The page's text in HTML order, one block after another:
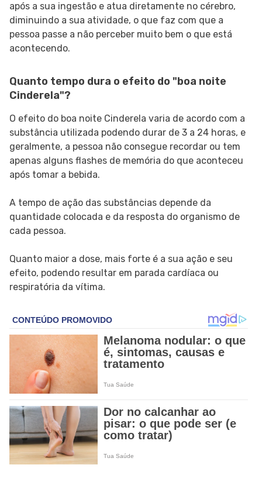
após a sua ingestão e atua diretamente no cérebro,
diminuindo a sua atividade, o que faz com que a
pessoa passe a não perceber muito bem o que está
acontecendo.
Quanto tempo dura o efeito do "boa noite
Cinderela"?
O efeito do boa noite Cinderela varia de acordo com a
substância utilizada podendo durar de 3 a 24 horas, e
geralmente, a pessoa não consegue recordar ou tem
apenas alguns flashes de memória do que aconteceu
após tomar a bebida.
A tempo de ação das substâncias depende da
quantidade colocada e da resposta do organismo de
cada pessoa.
Quanto maior a dose, mais forte é a sua ação e seu
efeito, podendo resultar em parada cardíaca ou
respiratória da vítima.